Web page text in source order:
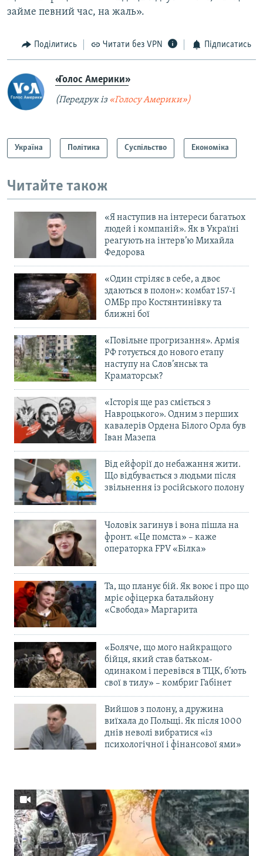
займе певний час, на жаль».
Поділитись Читати без VPN Підписатись
«Голос Америки»
(Передрук із «Голосу Америки»)
Україна Політика Суспільство Економіка
Читайте також
«Я наступив на інтереси багатьох
людей і компаній». Як в Україні
реагують на інтерв’ю Михайла
Федорова
«Один стріляє в себе, а двоє
здаються в полон»: комбат 157-ї
ОМБр про Костянтинівку та
ближні бої
«Повільне прогризання». Армія
РФ готується до нового етапу
наступу на Слов’янськ та
Краматорськ?
«Історія ще раз сміється з
Навроцького». Одним з перших
кавалерів Ордена Білого Орла був
Іван Мазепа
Від ейфорії до небажання жити.
Що відбувається з людьми після
звільнення із російського полону
Чоловік загинув і вона пішла на
фронт. «Це помста» – каже
операторка FPV «Білка»
Та, що планує бій. Як воює і про що
мріє офіцерка батальйону
«Свобода» Маргарита
«Боляче, що мого найкращого
бійця, який став батьком-
одинаком і перевівся в ТЦК, б’ють
свої в тилу» – комбриг Габінет
Вийшов з полону, а дружина
виїхала до Польщі. Як після 1000
днів неволі вибратися «із
психологічної і фінансової ями»